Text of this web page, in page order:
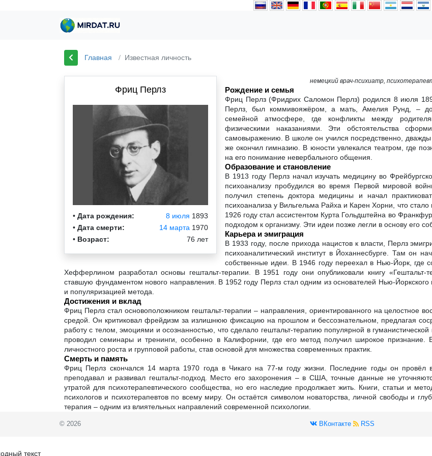
Главная Известная личность
Фриц Перлз
• Дата рождения: 8 июля 1893
• Дата смерти: 14 марта 1970
• Возраст: 76 лет
немецкий врач-психиатр,
Рождение и семья
Фриц Перлз (Фридрих Саломон Перлз) родился 8 июля
Перлз, был коммивояжёром, а мать, Амелия Рунд, –
семейной атмосфере, где конфликты между
физическими наказаниями. Эти обстоятельства
самовыражению. В школе он учился посредственно,
же окончил гимназию. В юности увлекался театром, где
на его понимание невербального общения.
Образование и становление
В 1913 году Перлз начал изучать медицину во
психоанализу пробудился во время Первой мировой
получил степень доктора медицины и начал
психоанализа у Вильгельма Райха и Карен Хорни, что
1926 году стал ассистентом Курта Гольдштейна во
подходом к организму. Эти идеи позже легли в основу его
Карьера и эмиграция
В 1933 году, после прихода нацистов к власти, Перлз
психоаналитический институт в Йоханнесбурге. Там он
собственные идеи. В 1946 году переехал в Нью-Йорк,
Хефферлином разработал основы гештальт-терапии. В 1951 году они опубликовали книгу «Гештальт-
ставшую фундаментом нового направления. В 1952 году Перлз стал одним из основателей Нью-Йоркского
и популяризацией метода.
Достижения и вклад
Фриц Перлз стал основоположником гештальт-терапии – направления, ориентированного на целостное
средой. Он критиковал фрейдизм за излишнюю фиксацию на прошлом и бессознательном, предлагая
работу с телом, эмоциями и осознанностью, что сделало гештальт-терапию популярной в
проводил семинары и тренинги, особенно в Калифорнии, где его метод получил широкое признание.
личностного роста и групповой работы, став основой для множества современных практик.
Смерть и память
Фриц Перлз скончался 14 марта 1970 года в Чикаго на 77-м году жизни. Последние годы он провёл
преподавал и развивал гештальт-подход. Место его захоронения – в США, точные данные не
утратой для психотерапевтического сообщества, но его наследие продолжает жить. Книги, статьи и
психологов и психотерапевтов по всему миру. Он остаётся символом новаторства, личной свободы и
терапия – одним из влиятельных направлений современной психологии.
© 2026 ВКонтакте RSS
текст